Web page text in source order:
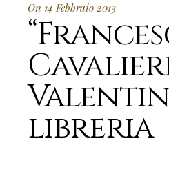
On 14 Febbraio 2013
libreria